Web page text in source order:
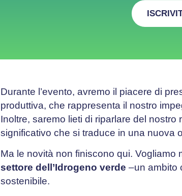
Durante l’evento, avremo il piacere di
produttiva, che rappresenta il nostro
Inoltre, saremo lieti di riparlare del
significativo che si traduce in una nuova
Ma le novità non finiscono qui. Vogliamo
settore dell’Idrogeno verde –un ambito
sostenibile.